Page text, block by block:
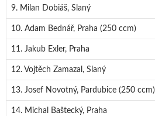
9. Milan Dobiáš, Slaný
10. Adam Bednář, Praha (250 ccm)
11. Jakub Exler, Praha
12. Vojtěch Zamazal, Slaný
13. Josef Novotný, Pardubice (250 ccm)
14. Michal Baštecký, Praha